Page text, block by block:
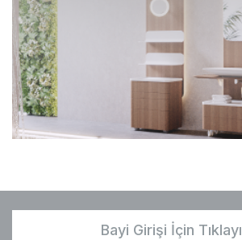
Bayi Girişi İçin